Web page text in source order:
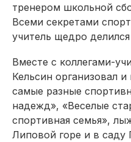
тренером школьной
Всеми секретами
учитель щедро
Вместе с коллегами-
Кельсин организовал
самые разные
надежд», «Веселые
спортивная семья»,
Липовой горе и в саду